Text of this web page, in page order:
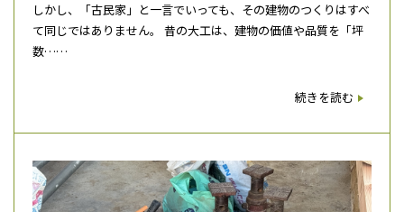
しかし、「古民家」と一言でいっても、その建物のつくりはすべ
て同じではありません。 昔の大工は、建物の価値や品質を「坪
数……
続きを読む